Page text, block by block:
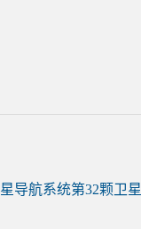
导航系统第32颗卫星